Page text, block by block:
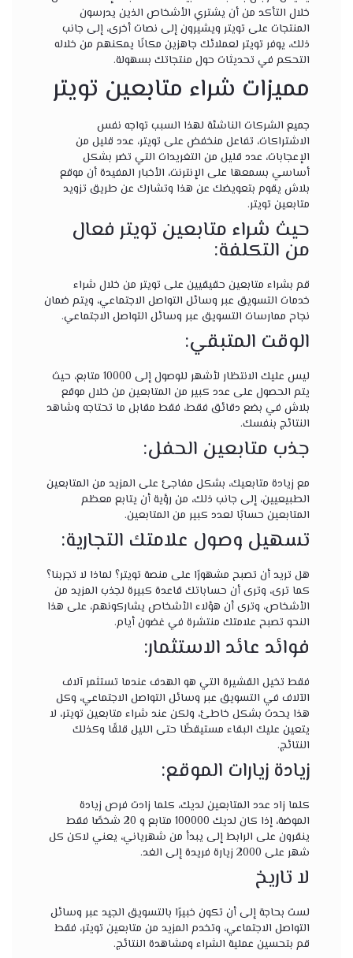
خلال التأكد من أن يشتري الأشخاص الذين يدرسون
المنتجات على تويتر ويشيرون إلى نصات أخرى، إلى جانب
ذلك، يوفر تويتر لعملائك جاهزين مكانًا يمكنهم من خلاله
التحكم في تحديثات حول منتجاتك بسهولة.
مميزات شراء متابعين تويتر
جميع الشركات الناشئة لهذا السبب تواجه نفس
الاشتراكات، تفاعل منخفض على تويتر، عدد قليل من
الإعجابات، عدد قليل من التغريدات التي تضر بشكل
أساسي بسمعها على الإنترنت، الأخبار المفيدة أن موقع
بلاش يقوم بتعويضك عن هذا وتشارك عن طريق تزويد
متابعين تويتر.
حيث شراء متابعين تويتر فعال
من التكلفة:
قم بشراء متابعين حقيقيين على تويتر من خلال شراء
خدمات التسويق عبر وسائل التواصل الاجتماعي، ويتم ضمان
نجاح ممارسات التسويق عبر وسائل التواصل الاجتماعي.
الوقت المتبقي:
ليس عليك الانتظار لأشهر للوصول إلى 10000 متابع، حيث
يتم الحصول على عدد كبير من المتابعين من خلال موقع
بلاش في بضع دقائق فقط، فقط مقابل ما تحتاجه وشاهد
النتائج بنفسك.
جذب متابعين الحفل:
مع زيادة متابعيك، بشكل مفاجئ على المزيد من المتابعين
الطبيعيين، إلى جانب ذلك، من رؤية أن يتابع معظم
المتابعين حسابًا لعدد كبير من المتابعين.
تسهيل وصول علامتك التجارية:
هل تريد أن تصبح مشهورًا على منصة تويتر؟ لماذا لا تجربنا؟
كما ترى، وترى أن حساباتك قاعدة كبيرة لجذب المزيد من
الأشخاص، وترى أن هؤلاء الأشخاص يشاركونهم، على هذا
النحو تصبح علامتك منتشرة في غضون أيام.
فوائد عائد الاستثمار:
فقط تخيل القشيرة التي هو الهدف عندما تستثمر آلاف
الآلاف في التسويق عبر وسائل التواصل الاجتماعي، وكل
هذا يحدث بشكل خاطئ، ولكن عند شراء متابعين تويتر، لا
يتعين عليك البقاء مستيقظًا حتى الليل قلقًا وكذلك
النتائج.
زيادة زيارات الموقع:
كلما زاد عدد المتابعين لديك، كلما زادت فرص زيادة
الموضة، إذا كان لديك 100000 متابع و 20 شخصًا فقط
ينقرون على الرابط إلى يبدأ من شهرياني، يعني لاكن كل
شهر على 2000 زيارة فريدة إلى الغد.
لا تاريخ
لست بحاجة إلى أن تكون خبيرًا بالتسويق الجيد عبر وسائل
التواصل الاجتماعي، وتخدم المزيد من متابعين تويتر، فقط
قم بتحسين عملية الشراء ومشاهدة النتائج.